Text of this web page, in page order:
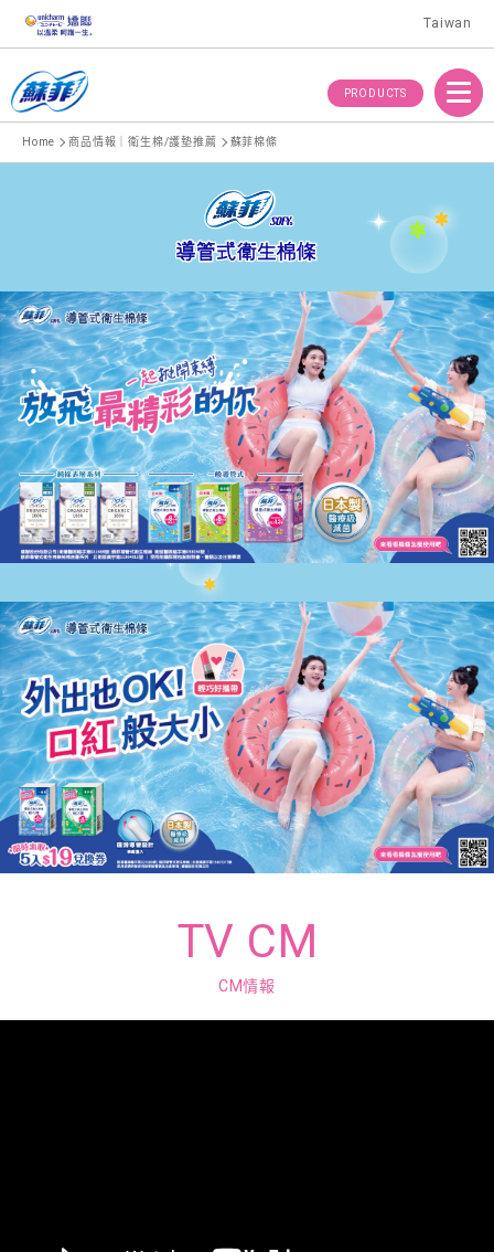
Taiwan
PRODUCTS
Menu
Home 商品情報｜衛生棉/護墊推薦 蘇菲棉條
TV CM
CM情報